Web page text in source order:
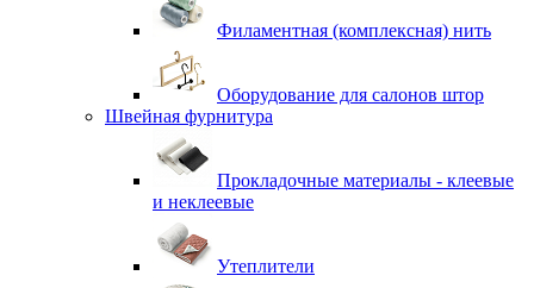
Филаментная (комплексная) нить
Оборудование для салонов штор
Швейная фурнитура
Прокладочные материалы - клеевые
и неклеевые
Утеплители